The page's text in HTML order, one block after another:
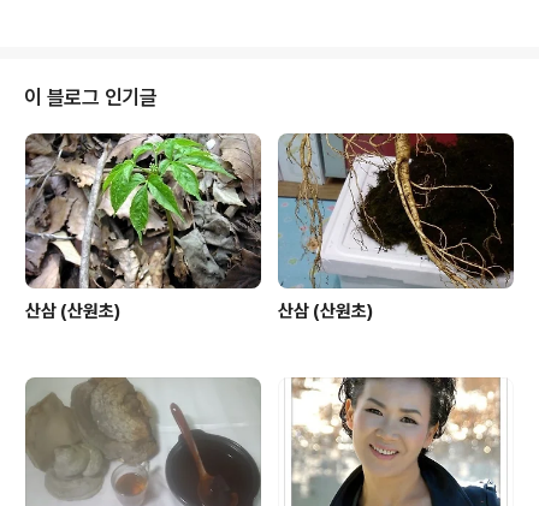
이 블로그 인기글
산삼 (산원초) 산삼 (산원초)